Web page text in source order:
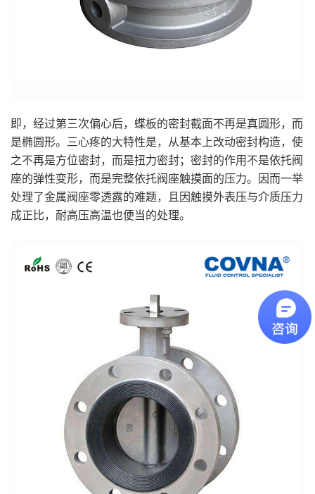
即，经过第三次偏心后，蝶板的密封截面不再是真圆形，而
是椭圆形。三心疼的大特性是，从基本上改动密封构造，使
之不再是方位密封，而是扭力密封；密封的作用不是依托阀
座的弹性变形，而是完整依托阀座触摸面的压力。因而一举
处理了金属阀座零透露的难题，且因触摸外表压与介质压力
成正比，耐高压高温也便当的处理。